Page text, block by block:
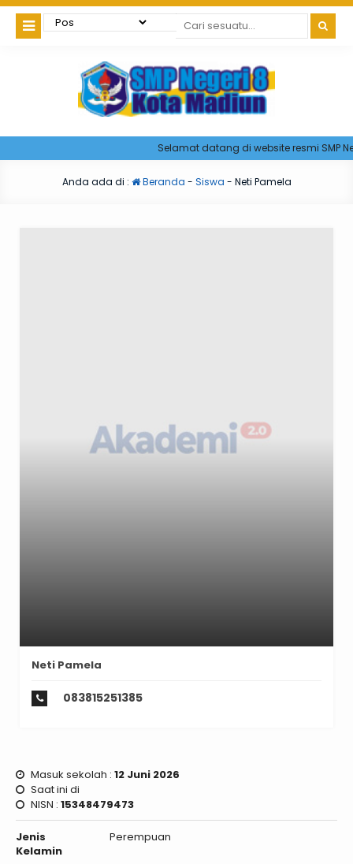
Selamat datang di website resmi SMP
Anda ada di : Beranda - Siswa - Neti Pamela
Neti Pamela
083815251385
Masuk sekolah : 12 Juni 2026
Saat ini di
NISN : 15348479473
Jenis
Kelamin
Perempuan